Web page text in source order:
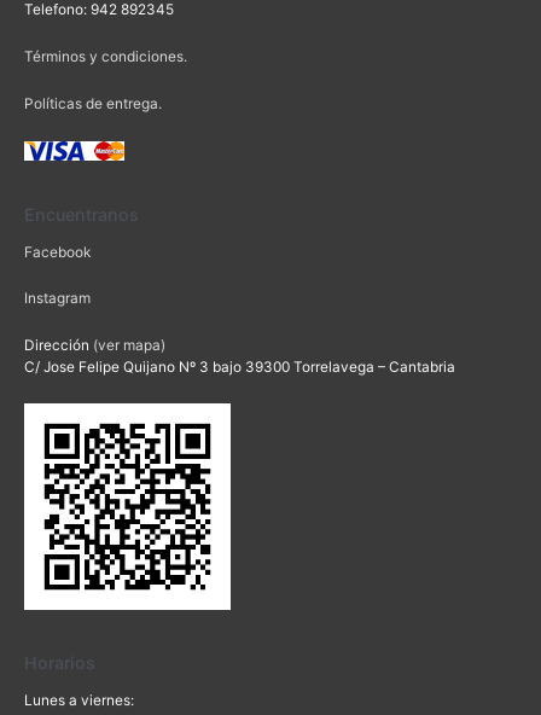
Telefono: 942 892345
Términos y condiciones.
Políticas de entrega.
Encuentranos
Facebook
Instagram
Dirección (ver mapa)
C/ Jose Felipe Quijano Nº 3 bajo 39300 Torrelavega – Cantabria
Horarios
Lunes a viernes: